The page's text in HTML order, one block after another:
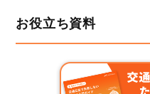
お役立ち資料